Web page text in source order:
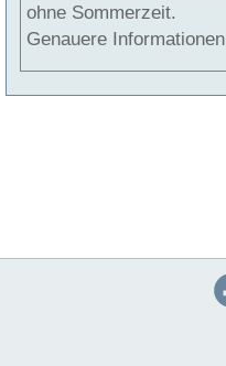
ohne Sommerzeit.
Genauere